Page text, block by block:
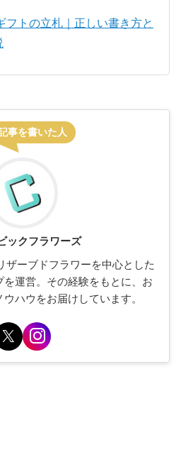
フトの立札｜正しい書き方と
事を書いた人
ックフラワーズ
ザーブドフラワーを中心とした
運営。その経験をもとに、お
ハウをお届けしています。